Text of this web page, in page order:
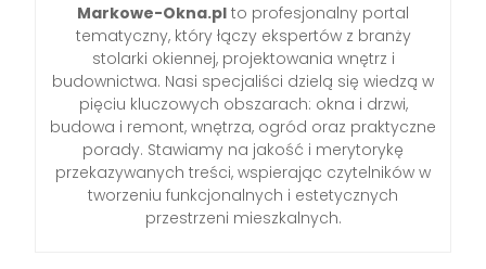
Markowe-Okna.pl to profesjonalny portal
tematyczny, który łączy ekspertów z branży
stolarki okiennej, projektowania wnętrz i
budownictwa. Nasi specjaliści dzielą się wiedzą w
pięciu kluczowych obszarach: okna i drzwi,
budowa i remont, wnętrza, ogród oraz praktyczne
porady. Stawiamy na jakość i merytorykę
przekazywanych treści, wspierając czytelników w
tworzeniu funkcjonalnych i estetycznych
przestrzeni mieszkalnych.